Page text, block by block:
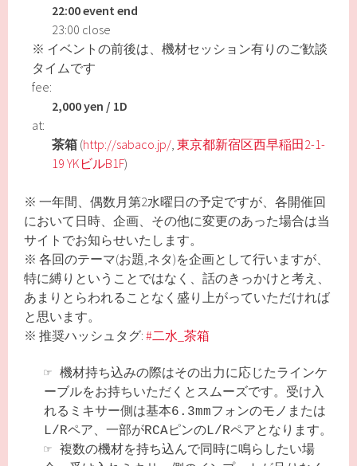
22:00 event end
23:00 close
※ イベントの前後は、機材セッション有りのご歓談
タイムです
fee:
2,000 yen / 1D
at:
茶箱 (http://sabaco.jp/ ,東京都新宿区西早稲田2-1-
19 YKビルB1F)
※ 一年間、偶数月第2水曜日の予定ですが、各開催回
において日時、企画、その他に変更のあった場合は当
サイトでお知らせいたします。
※ 各回のテーマ(お題,ネタ)を企画として行いますが、
特に縛りということではなく、話のきっかけと考え、
あまりとらわれることなく盛り上がっていただければ
と思います。
※ 推奨ハッシュタグ:#二水_茶箱
☞ 機材持ち込みの際はその出力に応じたラインケ
ーブルをお持ちいただくとスムーズです。受け入
れるミキサー側は基本6.3mmフォンのモノまたは
L/Rペア、一部がRCAピンのL/Rペアとなります。
☞ 複数の機材を持ち込んで同時に鳴らしたい場